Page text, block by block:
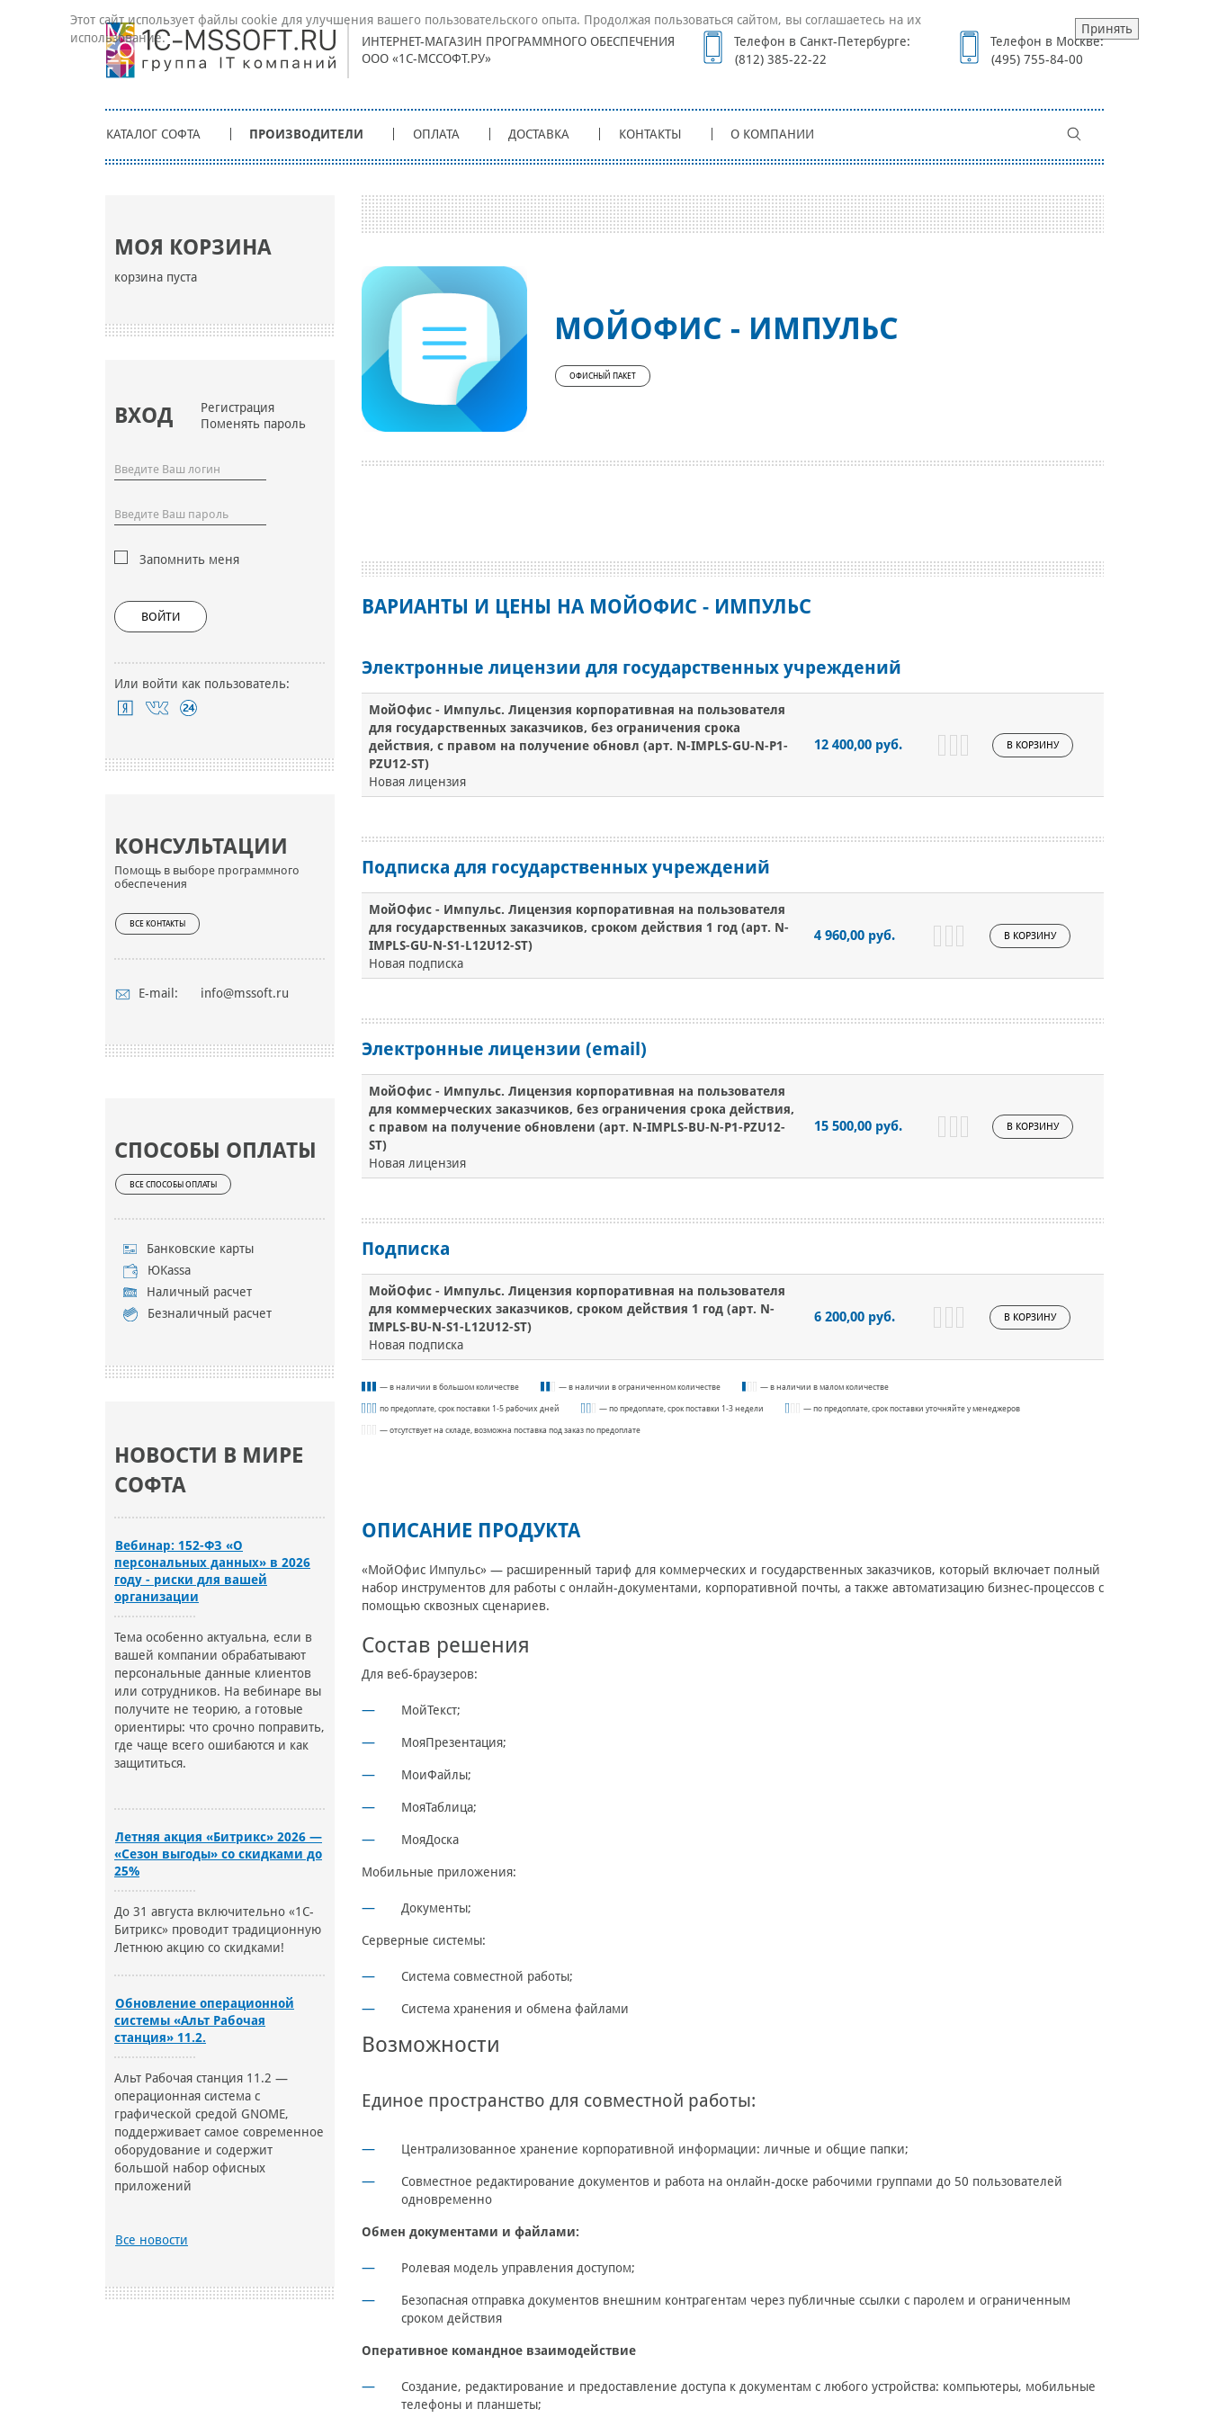
ИНТЕРНЕТ-МАГАЗИН ПРОГРАММНОГО ОБЕСПЕЧЕНИЯ
ООО «1С-МССОФТ.РУ»
Телефон в Санкт-Петербурге:
(812) 385-22-22
Телефон в Москве:
(495) 755-84-00
КАТАЛОГ СОФТА ПРОИЗВОДИТЕЛИ ОПЛАТА ДОСТАВКА КОНТАКТЫ О КОМПАНИИ
МОЯ КОРЗИНА
корзина пуста
ВХОД
Регистрация
Поменять пароль
Запомнить меня
ВОЙТИ
Или войти как пользователь:
КОНСУЛЬТАЦИИ
Помощь в выборе программного
обеспечения
ВСЕ КОНТАКТЫ
E-mail: info@mssoft.ru
СПОСОБЫ ОПЛАТЫ
ВСЕ СПОСОБЫ ОПЛАТЫ
Банковские карты
ЮKassa
Наличный расчет
Безналичный расчет
НОВОСТИ В МИРЕ
СОФТА
Вебинар: 152-ФЗ «О
персональных данных» в 2026
году - риски для вашей
организации
Тема особенно актуальна, если в
вашей компании обрабатывают
персональные данные клиентов
или сотрудников. На вебинаре вы
получите не теорию, а готовые
ориентиры: что срочно поправить,
где чаще всего ошибаются и как
защититься.
Летняя акция «Битрикс» 2026 —
«Сезон выгоды» со скидками до
25%
До 31 августа включительно «1С-
Битрикс» проводит традиционную
Летнюю акцию со скидками!
Обновление операционной
системы «Альт Рабочая
станция» 11.2.
Альт Рабочая станция 11.2 —
операционная система с
графической средой GNOME,
поддерживает самое современное
оборудование и содержит
большой набор офисных
приложений
Все новости
МОЙОФИС - ИМПУЛЬС
ОФИСНЫЙ ПАКЕТ
ВАРИАНТЫ И ЦЕНЫ НА МОЙОФИС - ИМПУЛЬС
Электронные лицензии для государственных учреждений
МойОфис - Импульс. Лицензия корпоративная на пользователя
для государственных заказчиков, без ограничения срока
действия, с правом на получение обновл (арт. N-IMPLS-GU-N-P1-
PZU12-ST)
Новая лицензия
12 400,00 руб. В КОРЗИНУ
Подписка для государственных учреждений
МойОфис - Импульс. Лицензия корпоративная на пользователя
для государственных заказчиков, сроком действия 1 год (арт. N-
IMPLS-GU-N-S1-L12U12-ST)
Новая подписка
4 960,00 руб. В КОРЗИНУ
Электронные лицензии (email)
МойОфис - Импульс. Лицензия корпоративная на пользователя
для коммерческих заказчиков, без ограничения срока действия,
с правом на получение обновлени (арт. N-IMPLS-BU-N-P1-PZU12-
ST)
Новая лицензия
15 500,00 руб. В КОРЗИНУ
Подписка
МойОфис - Импульс. Лицензия корпоративная на пользователя
для коммерческих заказчиков, сроком действия 1 год (арт. N-
IMPLS-BU-N-S1-L12U12-ST)
Новая подписка
6 200,00 руб. В КОРЗИНУ
— в наличии в большом количестве — в наличии в ограниченном количестве — в наличии в малом количестве
по предоплате, срок поставки 1-5 рабочих дней — по предоплате, срок поставки 1-3 недели — по предоплате, срок поставки уточняйте у менеджеров
— отсутствует на складе, возможна поставка под заказ по предоплате
ОПИСАНИЕ ПРОДУКТА
«МойОфис Импульс» — расширенный тариф для коммерческих и государственных заказчиков, который включает полный
набор инструментов для работы с онлайн-документами, корпоративной почты, а также автоматизацию бизнес-процессов с
помощью сквозных сценариев.
Состав решения
Для веб-браузеров:
МойТекст;
МояПрезентация;
МоиФайлы;
МояТаблица;
МояДоска
Мобильные приложения:
Документы;
Серверные системы:
Cистема совместной работы;
Система хранения и обмена файлами
Возможности
Единое пространство для совместной работы:
Централизованное хранение корпоративной информации: личные и общие папки;
Совместное редактирование документов и работа на онлайн-доске рабочими группами до 50 пользователей
одновременно
Обмен документами и файлами:
Ролевая модель управления доступом;
Безопасная отправка документов внешним контрагентам через публичные ссылки с паролем и ограниченным
сроком действия
Оперативное командное взаимодействие
Создание, редактирование и предоставление доступа к документам с любого устройства: компьютеры, мобильные
телефоны и планшеты;
Этот сайт использует файлы cookie для улучшения вашего пользовательского опыта. Продолжая пользоваться сайтом, вы соглашаетесь на их
использование.
Принять